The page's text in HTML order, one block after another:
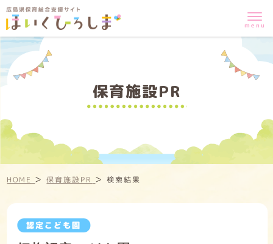
保育施設PR
HOME >保育施設PR >検索結果
認定こども園